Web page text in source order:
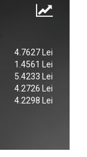
4.7627 Lei
1.4561 Lei
5.4233 Lei
4.2726 Lei
4.2298 Lei